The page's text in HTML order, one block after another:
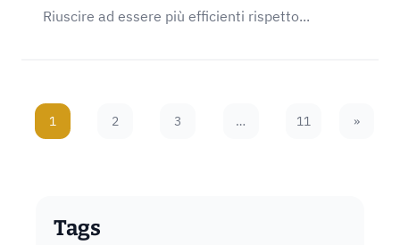
Riuscire ad essere più efficienti rispetto...
1 2 3 … 11 Next
»
Tags